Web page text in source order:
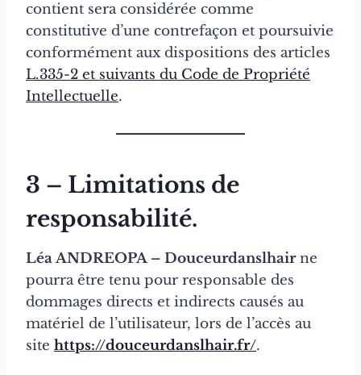
contient sera considérée comme
constitutive d’une contrefaçon et poursuivie
conformément aux dispositions des articles
L.335-2 et suivants du Code de Propriété
Intellectuelle.
3 – Limitations de
responsabilité.
Léa ANDREOPA – Douceurdanslhairne
pourra être tenu pour responsable des
dommages directs et indirects causés au
matériel de l’utilisateur, lors de l’accès au
site https://douceurdanslhair.fr/.